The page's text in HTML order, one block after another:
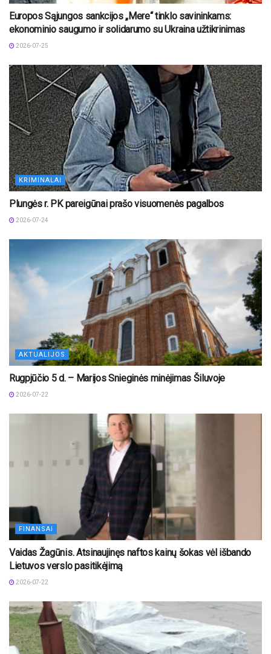
Europos Sąjungos sankcijos „Mere“ tinklo savininkams:
ekonominio saugumo ir solidarumo su Ukraina užtikrinimas
2026-07-25
KRIMINALAI
Plungės r. PK pareigūnai prašo visuomenės pagalbos
2026-07-24
AKTUALIJOS
Rugpjūčio 5 d. – Marijos Snieginės minėjimas Šiluvoje
2026-07-22
FINANSAI
Vaidas Žagūnis. Atsinaujinęs naftos kainų šokas vėl išbando
Lietuvos verslo pasitikėjimą
2026-07-22